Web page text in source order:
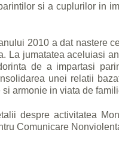
si a cuplurilor in
2010 a dat nastere
La jumatatea aceluiasi
de a impartasi
unei relatii
si armonie in viata de
despre activitatea
Comunicare